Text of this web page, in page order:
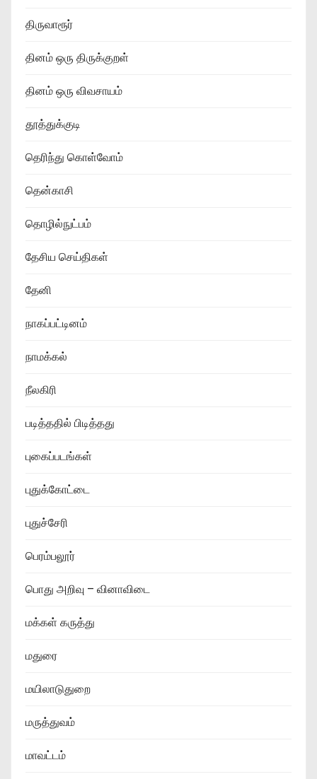
திருவாரூர்
தினம் ஒரு திருக்குறள்
தினம் ஒரு விவசாயம்
தூத்துக்குடி
தெரிந்து கொள்வோம்
தென்காசி
தொழில்நுட்பம்
தேசிய செய்திகள்
தேனி
நாகப்பட்டினம்
நாமக்கல்
நீலகிரி
படித்ததில் பிடித்தது
புகைப்படங்கள்
புதுக்கோட்டை
புதுச்சேரி
பெரம்பலூர்
பொது அறிவு – வினாவிடை
மக்கள் கருத்து
மதுரை
மயிலாடுதுறை
மருத்துவம்
மாவட்டம்